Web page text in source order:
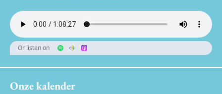
Or listen on
Onze kalender